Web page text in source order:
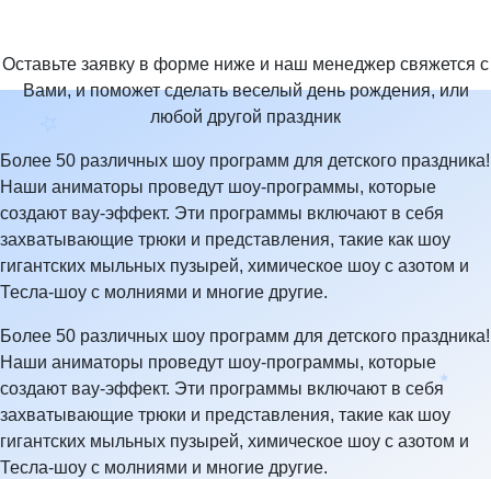
☆
★
Оставьте заявку в форме ниже и наш менеджер свяжется с
Вами, и поможет сделать веселый день рождения, или
любой другой праздник
Более 50 различных шоу программ для детского праздника!
Наши аниматоры проведут шоу-программы, которые
создают вау-эффект. Эти программы включают в себя
захватывающие трюки и представления, такие как шоу
гигантских мыльных пузырей, химическое шоу с азотом и
Тесла-шоу с молниями и многие другие.
Более 50 различных шоу программ для детского праздника!
Наши аниматоры проведут шоу-программы, которые
создают вау-эффект. Эти программы включают в себя
захватывающие трюки и представления, такие как шоу
гигантских мыльных пузырей, химическое шоу с азотом и
Тесла-шоу с молниями и многие другие.